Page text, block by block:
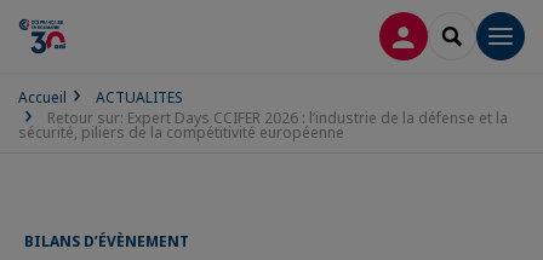
CONNEXION
Accueil
ACTUALITES
Retour sur: Expert Days CCIFER 2026 : l’industrie de la défense et la
sécurité, piliers de la compétitivité européenne
BILANS D’ÉVÈNEMENT